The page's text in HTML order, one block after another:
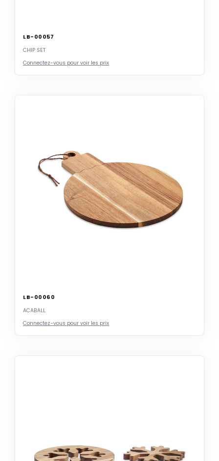
LB-00057
CHIP SET
Connectez-vous pour voir les prix
LB-00060
ACABALL
Connectez-vous pour voir les prix